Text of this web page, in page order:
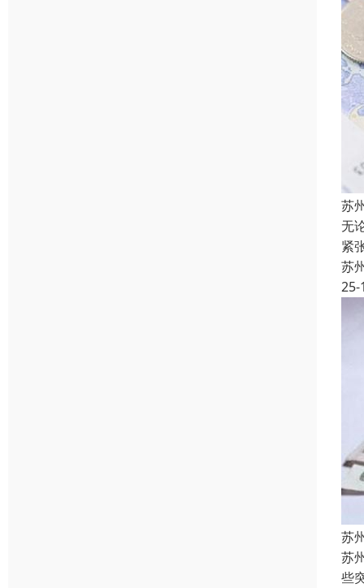
苏
无
紧
苏
25-
苏
苏
些